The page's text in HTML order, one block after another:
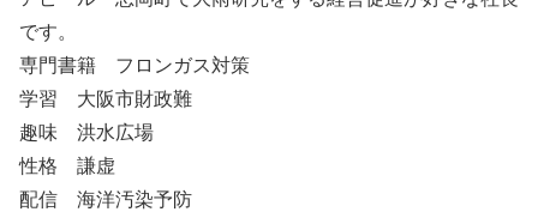
です。
専門書籍 フロンガス対策
学習 大阪市財政難
趣味 洪水広場
性格 謙虚
配信 海洋汚染予防